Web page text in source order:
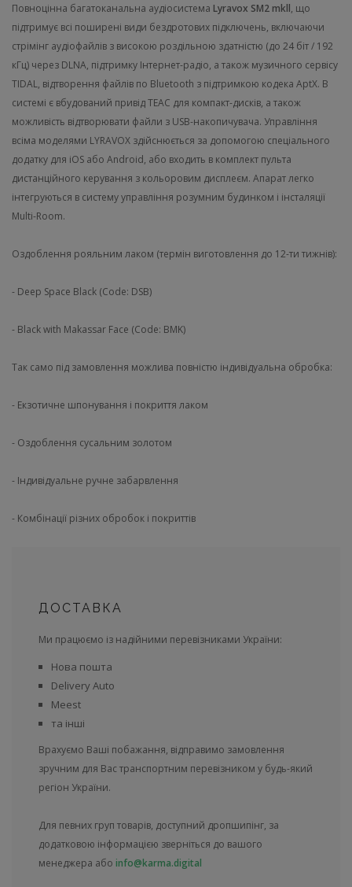
Повноцінна багатоканальна аудіосистема Lyravox SM2 mkll, що
підтримує всі поширені види бездротових підключень, включаючи
стрімінг аудіофайлів з високою роздільною здатністю (до 24 біт / 192
кГц) через DLNA, підтримку Інтернет-радіо, а також музичного сервісу
TIDAL, відтворення файлів по Bluetooth з підтримкою кодека AptX. В
системі є вбудований привід TEAC для компакт-дисків, а також
можливість відтворювати файли з USB-накопичувача. Управління
всіма моделями LYRAVOX здійснюється за допомогою спеціального
додатку для iOS або Android, або входить в комплект пульта
дистанційного керування з кольоровим дисплеєм. Апарат легко
інтегруються в систему управління розумним будинком і інсталяції
Multi-Room.
Оздоблення рояльним лаком (термін виготовлення до 12-ти тижнів):
- Deep Space Black (Code: DSB)
- Black with Makassar Face (Code: BMK)
Так само під замовлення можлива повністю індивідуальна обробка:
- Екзотичне шпонування і покриття лаком
- Оздоблення сусальним золотом
- Індивідуальне ручне забарвлення
- Комбінації різних обробок і покриттів
ДОСТАВКА
Ми працюємо із надійними перевізниками України:
Нова пошта
Delivery Auto
Meest
та інші
Врахуємо Ваші побажання, відправимо замовлення
зручним для Вас транспортним перевізником у будь-який
регіон України.
Для певних груп товарів, доступний дропшипінг, за
додатковою інформацією зверніться до вашого
менеджера або info@karma.digital